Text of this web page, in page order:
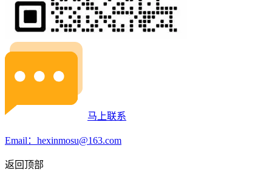
马上联系
Email：hexinmosu@163.com
返回顶部